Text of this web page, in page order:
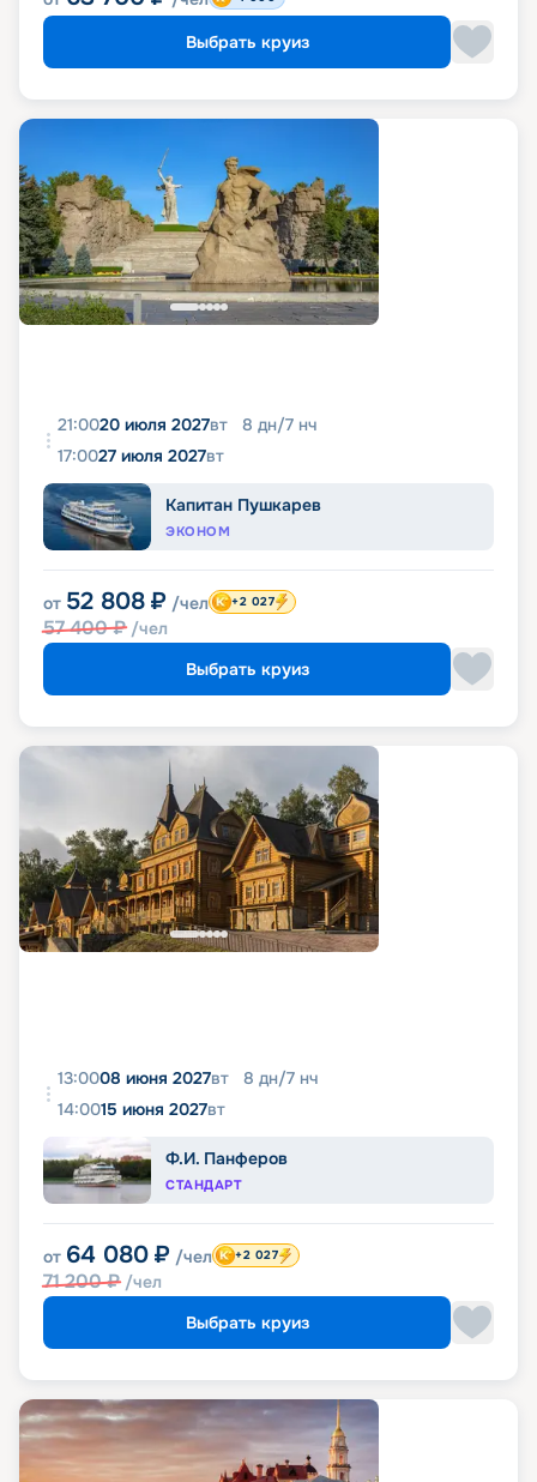
Выбрать круиз
21:0020 июля 2027вт 8 дн/7 нч
17:0027 июля 2027вт
Капитан Пушкарев
ЭКОНОМ
от 52 808 ₽ /чел
57 400₽ /чел
+2 027
Выбрать круиз
13:0008 июня 2027вт 8 дн/7 нч
14:0015 июня 2027вт
Ф.И. Панферов
СТАНДАРТ
от 64 080 ₽ /чел
71 200₽ /чел
+2 027
Выбрать круиз